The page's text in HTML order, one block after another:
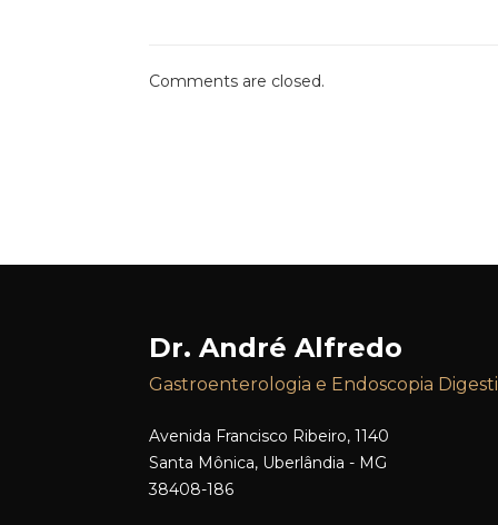
Comments are closed.
Dr. André Alfredo
Gastroenterologia e Endoscopia
Avenida Francisco Ribeiro, 1140
Santa Mônica, Uberlândia - MG
38408-186